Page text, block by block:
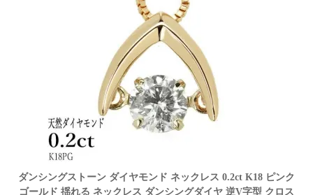
ダンシングストーン ダイヤモンド ネックレス 0.2ct K18 ピンク
ゴールド 揺れる ネックレス ダンシングダイヤ 逆V字型 クロス